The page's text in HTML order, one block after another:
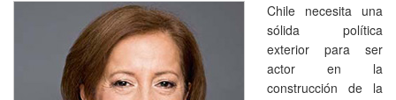
Chile necesita una
sólida política
exterior para ser
actor en la
construcción de la